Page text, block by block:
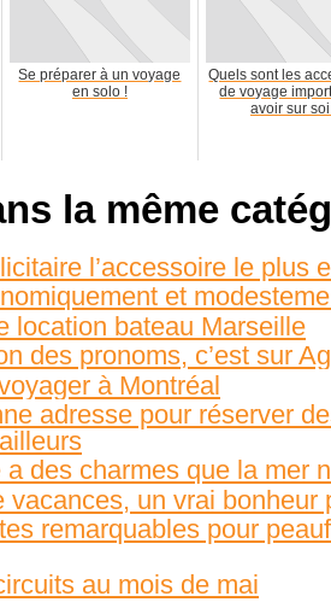
Se préparer à un voyage
en solo !
Quels sont les
de voyage
avoir sur
la même
l’accessoire le plus
et
location bateau Marseille
des pronoms, c’est sur
à Montréal
adresse pour réserver
des charmes que la mer
vacances, un vrai bonheur
remarquables pour
au mois de mai